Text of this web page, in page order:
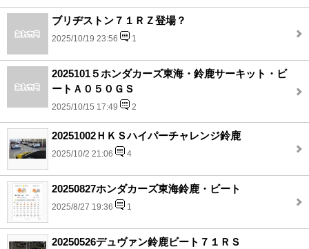
ブリヂストン７１ＲＺ登場？
2025/10/19 23:56 1
2025101５ホンダカーズ東海・鈴鹿サーキット・ビ
ートＡ０５０ＧＳ
2025/10/15 17:49 2
20251002ＨＫＳハイパーチャレンジ鈴鹿
2025/10/2 21:06 4
20250827ホンダカーズ東海鈴鹿・ビート
2025/8/27 19:36 1
20250526デュヴァン鈴鹿ビート７１ＲＳ